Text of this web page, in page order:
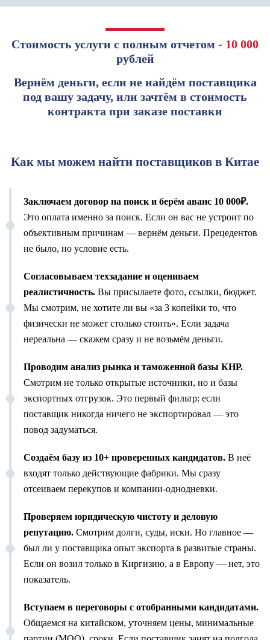
Стоимость услуги с полным отчетом - 10 000
рублей
Вернём деньги, если не найдём поставщика
под вашу задачу, или зачтём в стоимость
контракта при заказе поставки
Как мы можем найти поставщиков в Китае
Заключаем договор на поиск и берём аванс 10 000₽.
Это оплата именно за поиск. Если он вас не устроит по
объективным причинам — вернём деньги. Прецедентов
не было, но условие есть.
Согласовываем техзадание и оцениваем
реалистичность. Вы присылаете фото, ссылки, бюджет.
Мы смотрим, не хотите ли вы «за 3 копейки то, что
физически не может столько стоить». Если задача
нереальна — скажем сразу и не возьмём деньги.
Проводим анализ рынка и таможенной базы КНР.
Смотрим не только открытые источники, но и базы
экспортных отгрузок. Это первый фильтр: если
поставщик никогда ничего не экспортировал — это
повод задуматься.
Создаём базу из 10+ проверенных кандидатов. В неё
входят только действующие фабрики. Мы сразу
отсеиваем перекупов и компании-однодневки.
Проверяем юридическую чистоту и деловую
репутацию. Смотрим долги, суды, иски. Но главное —
был ли у поставщика опыт экспорта в развитые страны.
Если он возил только в Киргизию, а в Европу — нет, это
показатель.
Вступаем в переговоры с отобранными кандидатами.
Общаемся на китайском, уточняем цены, минимальные